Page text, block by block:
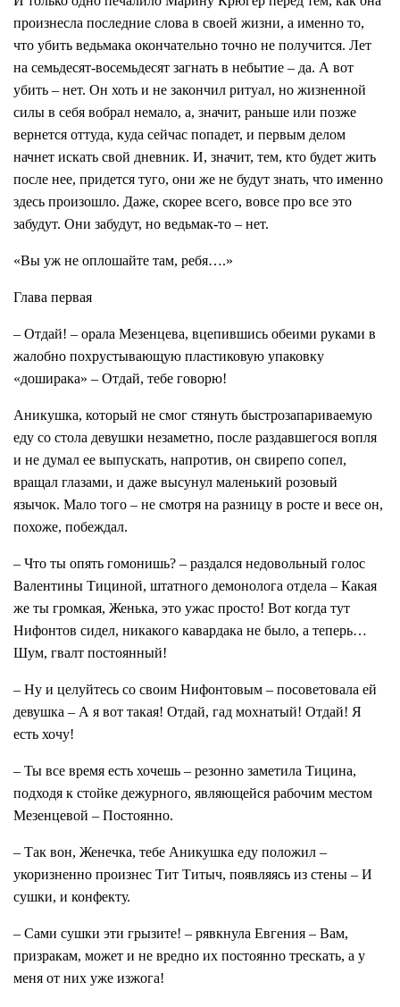
произнесла последние слова в своей жизни, а именно то,
что убить ведьмака окончательно точно не получится. Лет
на семьдесят-восемьдесят загнать в небытие – да. А вот
убить – нет. Он хоть и не закончил ритуал, но жизненной
силы в себя вобрал немало, а, значит, раньше или позже
вернется оттуда, куда сейчас попадет, и первым делом
начнет искать свой дневник. И, значит, тем, кто будет жить
после нее, придется туго, они же не будут знать, что именно
здесь произошло. Даже, скорее всего, вовсе про все это
забудут. Они забудут, но ведьмак-то – нет.
«Вы уж не оплошайте там, ребя….»
Глава первая
– Отдай! – орала Мезенцева, вцепившись обеими руками в
жалобно похрустывающую пластиковую упаковку
«доширака» – Отдай, тебе говорю!
Аникушка, который не смог стянуть быстрозапариваемую
еду со стола девушки незаметно, после раздавшегося вопля
и не думал ее выпускать, напротив, он свирепо сопел,
вращал глазами, и даже высунул маленький розовый
язычок. Мало того – не смотря на разницу в росте и весе он,
похоже, побеждал.
– Что ты опять гомонишь? – раздался недовольный голос
Валентины Тициной, штатного демонолога отдела – Какая
же ты громкая, Женька, это ужас просто! Вот когда тут
Нифонтов сидел, никакого кавардака не было, а теперь…
Шум, гвалт постоянный!
– Ну и целуйтесь со своим Нифонтовым – посоветовала ей
девушка – А я вот такая! Отдай, гад мохнатый! Отдай! Я
есть хочу!
– Ты все время есть хочешь – резонно заметила Тицина,
подходя к стойке дежурного, являющейся рабочим местом
Мезенцевой – Постоянно.
– Так вон, Женечка, тебе Аникушка еду положил –
укоризненно произнес Тит Титыч, появляясь из стены – И
сушки, и конфекту.
– Сами сушки эти грызите! – рявкнула Евгения – Вам,
призракам, может и не вредно их постоянно трескать, а у
меня от них уже изжога!